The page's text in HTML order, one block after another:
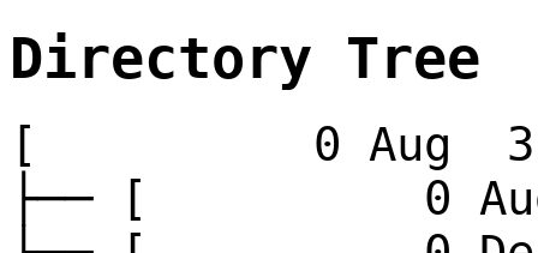
Directory Tree
[ 0 Aug 3
├── [ 0